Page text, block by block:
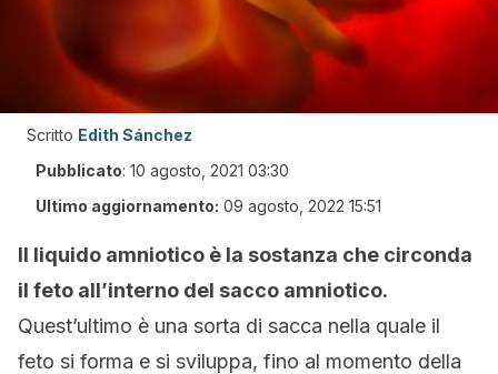
Scritto Edith Sánchez
Pubblicato: 10 agosto, 2021 03:30
Ultimo aggiornamento: 09 agosto, 2022 15:51
Il liquido amniotico è la sostanza che circonda
il feto all’interno del sacco amniotico.
Quest’ultimo è una sorta di sacca nella quale il
feto si forma e si sviluppa, fino al momento della